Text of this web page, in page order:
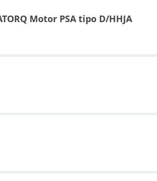
Motor PSA tipo D/HHJA